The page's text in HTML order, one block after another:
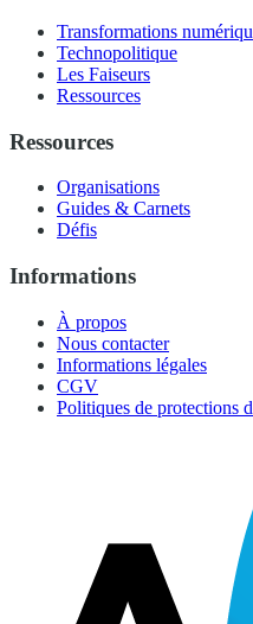
Transformations
Technopolitique
Les Faiseurs
Ressources
Ressources
Organisations
Guides & Carnets
Défis
Informations
À propos
Nous contacter
Informations légales
CGV
Politiques de protections